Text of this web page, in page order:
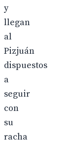
y
llegan
al
Pizjuán
dispuestos
a
seguir
con
su
racha